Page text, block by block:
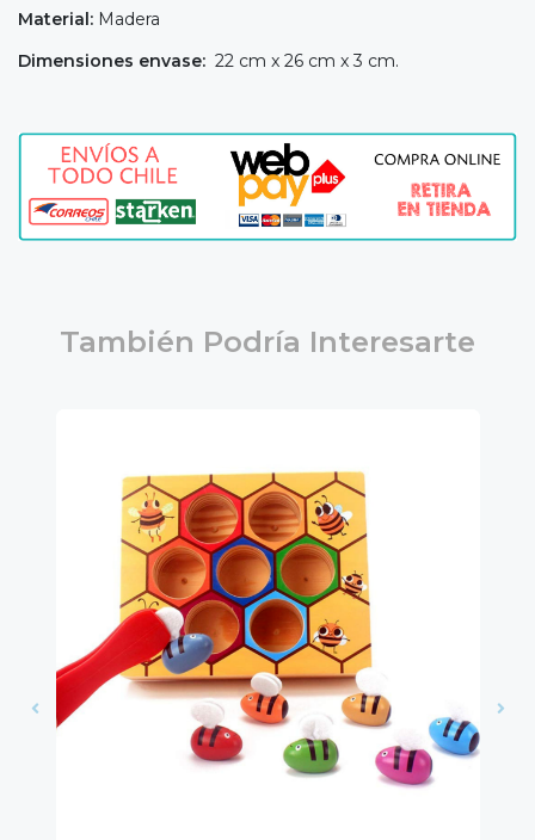
Material: Madera
Dimensiones envase: 22 cm x 26 cm x 3 cm.
También Podría Interesarte